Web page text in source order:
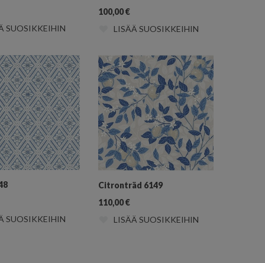
SUOSIKKEIHIN
100,00€
LISÄÄ SUOSIKKEIHIN
SUOSIKKEIHIN
Citronträd 6149
110,00€
LISÄÄ SUOSIKKEIHIN